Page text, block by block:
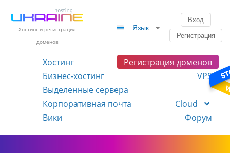
Хостинг и регистрация
доменов
Язык
Вход
Регистрация
Хостинг
Регистрация доменов
Бизнес-хостинг
VPS
Выделенные сервера
Корпоративная почта
Cloud
Вики
Форум